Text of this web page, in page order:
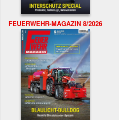
FEUERWEHR-MAGAZIN 8/2026